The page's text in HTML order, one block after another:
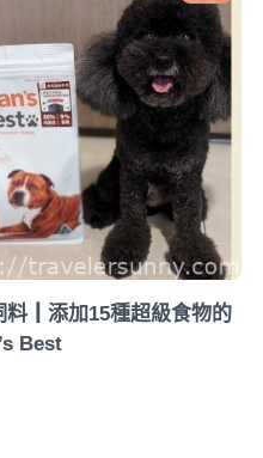
料┃添加15種超級食物的
Best